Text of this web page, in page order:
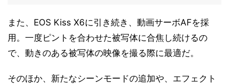
また、EOS Kiss X6に引き続き、動画サーボAFを採
用。一度ピントを合わせた被写体に合焦し続けるの
で、動きのある被写体の映像を撮る際に最適だ。
そのほか、新たなシーンモードの追加や、エフェクト